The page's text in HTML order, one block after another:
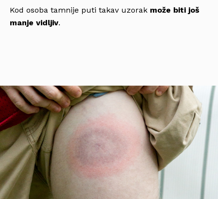
Kod osoba tamnije puti takav uzorak može biti još
manje vidljiv.